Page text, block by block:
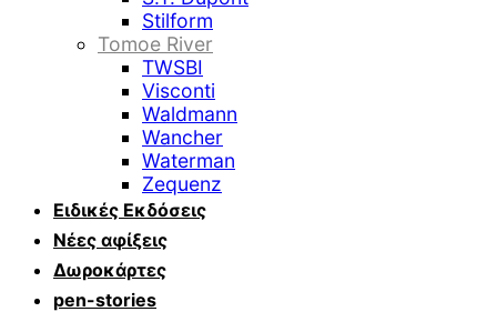
Stilform
Tomoe River
TWSBI
Visconti
Waldmann
Wancher
Waterman
Zequenz
Ειδικές Εκδόσεις
Νέες αφίξεις
Δωροκάρτες
pen-stories